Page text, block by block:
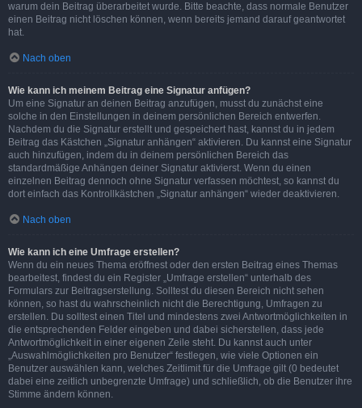
warum dein Beitrag überarbeitet wurde. Bitte beachte, dass normale Benutzer
einen Beitrag nicht löschen können, wenn bereits jemand darauf geantwortet
hat.
Nach oben
Wie kann ich meinem Beitrag eine Signatur anfügen?
Um eine Signatur an deinen Beitrag anzufügen, musst du zunächst eine
solche in den Einstellungen in deinem persönlichen Bereich entwerfen.
Nachdem du die Signatur erstellt und gespeichert hast, kannst du in jedem
Beitrag das Kästchen „Signatur anhängen“ aktivieren. Du kannst eine Signatur
auch hinzufügen, indem du in deinem persönlichen Bereich das
standardmäßige Anhängen deiner Signatur aktivierst. Wenn du einen
einzelnen Beitrag dennoch ohne Signatur verfassen möchtest, so kannst du
dort einfach das Kontrollkästchen „Signatur anhängen“ wieder deaktivieren.
Nach oben
Wie kann ich eine Umfrage erstellen?
Wenn du ein neues Thema eröffnest oder den ersten Beitrag eines Themas
bearbeitest, findest du ein Register „Umfrage erstellen“ unterhalb des
Formulars zur Beitragserstellung. Solltest du diesen Bereich nicht sehen
können, so hast du wahrscheinlich nicht die Berechtigung, Umfragen zu
erstellen. Du solltest einen Titel und mindestens zwei Antwortmöglichkeiten in
die entsprechenden Felder eingeben und dabei sicherstellen, dass jede
Antwortmöglichkeit in einer eigenen Zeile steht. Du kannst auch unter
„Auswahlmöglichkeiten pro Benutzer“ festlegen, wie viele Optionen ein
Benutzer auswählen kann, welches Zeitlimit für die Umfrage gilt (0 bedeutet
dabei eine zeitlich unbegrenzte Umfrage) und schließlich, ob die Benutzer ihre
Stimme ändern können.